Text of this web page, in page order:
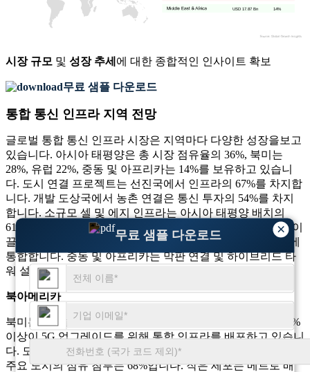
×
무료 샘플 다운로드
14%
USD 17.87 Bn
시장 규모 및 성장 추세 에 대한 종합적인 인사이트 확보
무료 샘플 다운로드
통합 통신 인프라 지역 전망
글로벌 통합 통신 인프라 시장은 지역마다 다양한 성장을보고
있습니다. 아시아 태평양은 총 시장 점유율의 36%, 북미는
28%, 유럽 22%, 중동 및 아프리카는 14%를 보유하고 있습니
다. 도시 연결 프로젝트는 선진국에서 인프라의 67%를 차지합
니다. 개발 도상국에서 농촌 연결은 통신 투자의 54%를 차지
합니다. 소규모 셀 및 에지 인프라는 아시아 태평양 배치의
61%를 지배합니다. 북미는 49%의 침투로 민간 기업 배치를 이
끌고 있습니다. 유럽은 Green Telecom 시스템을 빌드의 46%에
통합합니다. 중동 및 아프리카는 막판 연결 및 하이브리드 타
워 설정에 대한 52%의 노력에 중점을 둡니다.
북아메리카
북미는 글로벌 시장의 28%를 차지합니다. 미국 운영자의 74%
이상이 5G 업그레이드를 위해 통합 인프라를 배포하고 있습니
다. 도시 네트워크 밀도는 새로운 빌드의 62%를 차지합니다.
주요 도시의 섬유 침투는 68%입니다. 작은 세포는 메트로 배